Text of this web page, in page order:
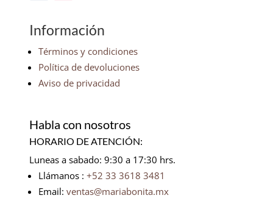
Información
Términos y condiciones
Política de devoluciones
Aviso de privacidad
Habla con nosotros
HORARIO DE ATENCIÓN:
Luneas a sabado: 9:30 a 17:30 hrs.
Llámanos : +52 33 3618 3481
Email: ventas@mariabonita.mx